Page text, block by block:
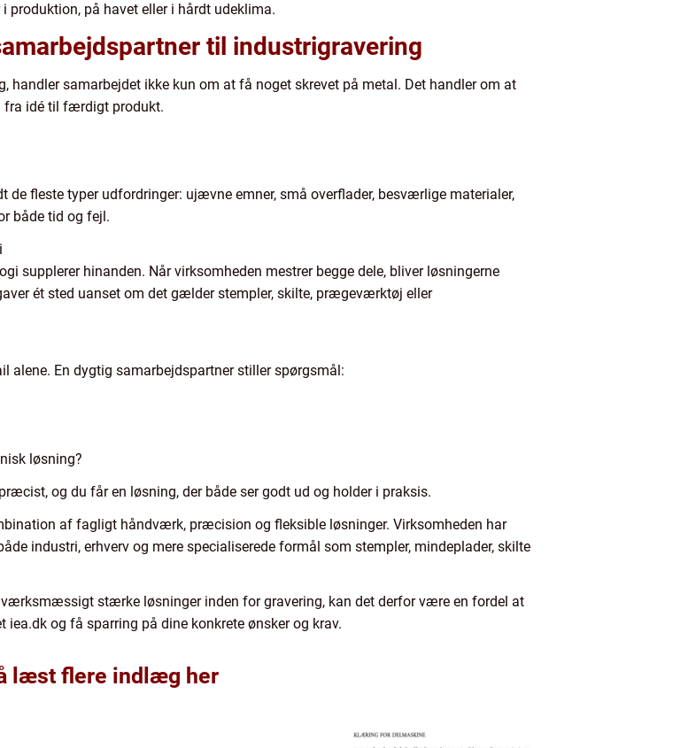
produktion, på havet eller i hårdt udeklima.
til industrigravering
samarbejdet ikke kun om at få noget skrevet på metal. Det handler om at
fra idé til færdigt produkt.
de fleste typer udfordringer: ujævne emner, små overflader, besværlige materialer,
både tid og fejl.
supplerer hinanden. Når virksomheden mestrer begge dele, bliver løsningerne
ét sted uanset om det gælder stempler, skilte, prægeværktøj eller
En dygtig samarbejdspartner stiller spørgsmål:
løsning?
og du får en løsning, der både ser godt ud og holder i praksis.
af fagligt håndværk, præcision og fleksible løsninger. Virksomheden har
industri, erhverv og mere specialiserede formål som stempler, mindeplader, skilte
stærke løsninger inden for gravering, kan det derfor være en fordel at
og få sparring på dine konkrete ønsker og krav.
læst flere indlæg her